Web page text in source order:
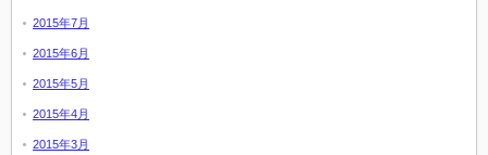
2015年7月
2015年6月
2015年5月
2015年4月
2015年3月